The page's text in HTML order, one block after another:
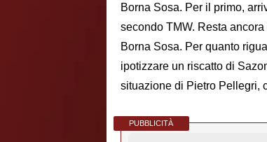
Borna Sosa. Per il primo,
secondo TMW. Resta
Borna Sosa. Per quanto
ipotizzare un riscatto di
situazione di Pietro Pellegri,
PUBBLICITÀ